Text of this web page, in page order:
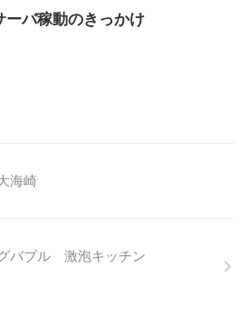
ーバ稼動のきっかけ
海崎
バブル 激泡キッチン